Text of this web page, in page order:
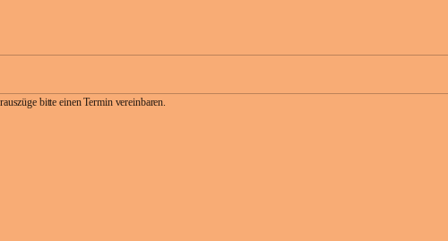
bitte einen Termin vereinbaren.